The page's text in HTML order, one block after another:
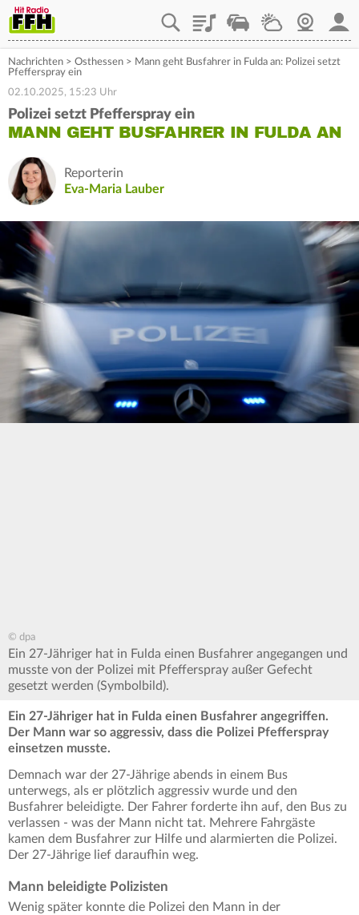
PlaylistStaupilotWetterWebcam
Nachrichten > Osthessen > Mann geht Busfahrer in Fulda an: Polizei setzt
Pfefferspray ein
02.10.2025, 15:23 Uhr
Polizei setzt Pfefferspray ein
MANN GEHT BUSFAHRER IN FULDA AN
Reporterin
Eva-Maria Lauber
© dpa
Ein 27-Jähriger hat in Fulda einen Busfahrer angegangen und
musste von der Polizei mit Pfefferspray außer Gefecht
gesetzt werden (Symbolbild).
Ein 27-Jähriger hat in Fulda einen Busfahrer angegriffen.
Der Mann war so aggressiv, dass die Polizei Pfefferspray
einsetzen musste.
Demnach war der 27-Jährige abends in einem Bus
unterwegs, als er plötzlich aggressiv wurde und den
Busfahrer beleidigte. Der Fahrer forderte ihn auf, den Bus zu
verlassen - was der Mann nicht tat. Mehrere Fahrgäste
kamen dem Busfahrer zur Hilfe und alarmierten die Polizei.
Der 27-Jährige lief daraufhin weg.
Mann beleidigte Polizisten
Wenig später konnte die Polizei den Mann in der